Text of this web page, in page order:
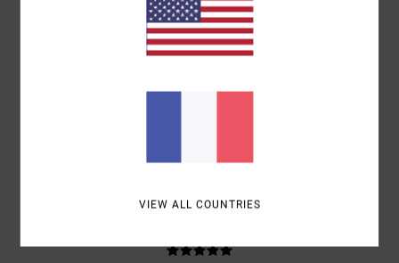
/5
: 5/5
5
VIEW ALL COUNTRIES